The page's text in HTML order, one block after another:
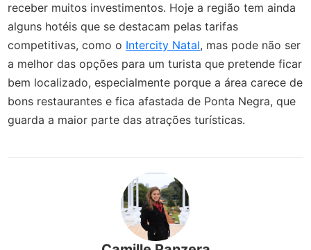
receber muitos investimentos. Hoje a região tem ainda
alguns hotéis que se destacam pelas tarifas
competitivas, como o Intercity Natal, mas pode não ser
a melhor das opções para um turista que pretende ficar
bem localizado, especialmente porque a área carece de
bons restaurantes e fica afastada de Ponta Negra, que
guarda a maior parte das atrações turísticas.